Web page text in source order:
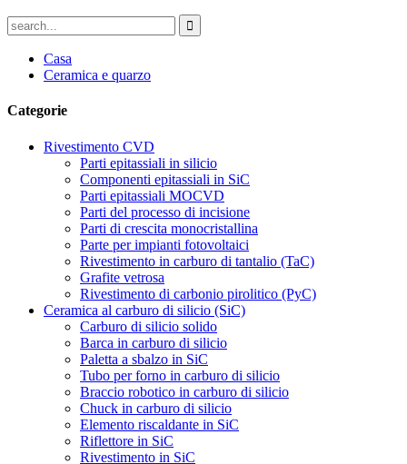
Casa
Ceramica e quarzo
Categorie
Rivestimento CVD
Parti epitassiali in silicio
Componenti epitassiali in SiC
Parti epitassiali MOCVD
Parti del processo di incisione
Parti di crescita monocristallina
Parte per impianti fotovoltaici
Rivestimento in carburo di tantalio (TaC)
Grafite vetrosa
Rivestimento di carbonio pirolitico (PyC)
Ceramica al carburo di silicio (SiC)
Carburo di silicio solido
Barca in carburo di silicio
Paletta a sbalzo in SiC
Tubo per forno in carburo di silicio
Braccio robotico in carburo di silicio
Chuck in carburo di silicio
Elemento riscaldante in SiC
Riflettore in SiC
Rivestimento in SiC